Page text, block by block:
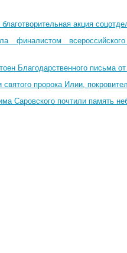
акция
финалистом
Благодарственного письма
пророка Илии,
Саровского почтили память